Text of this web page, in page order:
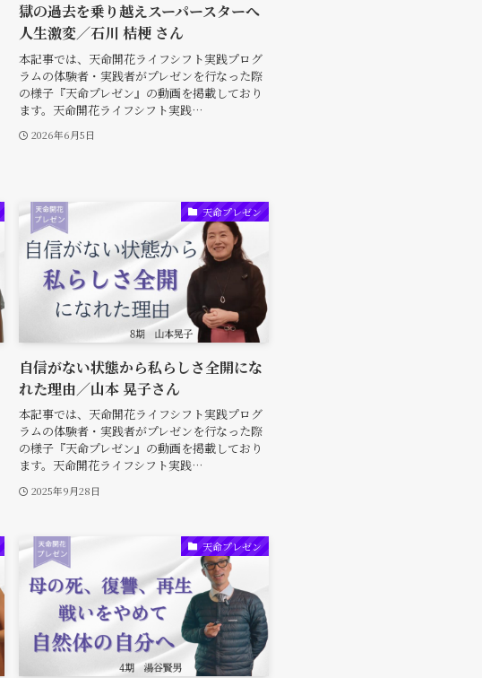
獄の過去を乗り越えスーパースターへ
人生激変／石川 桔梗 さん
本記事では、天命開花ライフシフト実践プログ
ラムの体験者・実践者がプレゼンを行なった際
の様子『天命プレゼン』の動画を掲載しており
ます。天命開花ライフシフト実践…
2026年6月5日
天命プレゼン
自信がない状態から私らしさ全開にな
れた理由／山本 晃子さん
本記事では、天命開花ライフシフト実践プログ
ラムの体験者・実践者がプレゼンを行なった際
の様子『天命プレゼン』の動画を掲載しており
ます。天命開花ライフシフト実践…
2025年9月28日
天命プレゼン